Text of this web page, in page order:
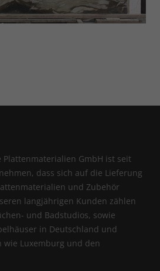
Plattenmaterialien GmbH ist seit
dass sich auf die Lieferung
und Zubehör
langjährigen Kunden zählen
und Badstudios, sowie
in Deutschland und
wie Luxemburg und den